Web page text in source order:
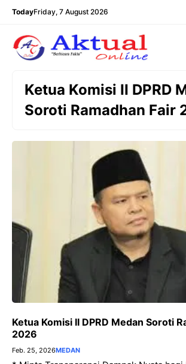
Langsung
TodayFriday, 7 August 2026
Ketua Komisi II DPRD
Soroti Ramadhan Fair
Ketua Komisi II DPRD Medan Soroti
2026
Feb. 25, 2026MEDAN